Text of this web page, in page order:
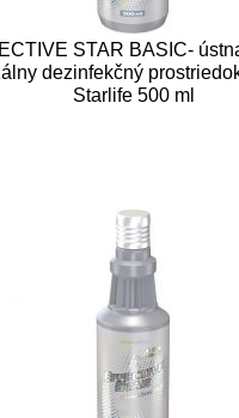
STAR BASIC-
dezinfekčný
Starlife 500 ml